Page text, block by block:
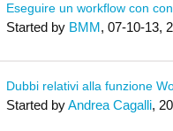
Eseguire un workflow con
Started by BMM, 07-10-13,
Dubbi relativi alla funzione
Started byAndrea Cagalli,